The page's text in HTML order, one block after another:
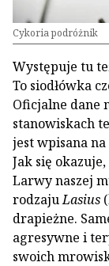
Cykoria podróżnik
Występuje tu
To siodłówka
Oficjalne dane
stanowiskach
jest wpisana
Jak się
Larwy naszej
rodzajuLasius
drapieżne.
agresywne i
swoich